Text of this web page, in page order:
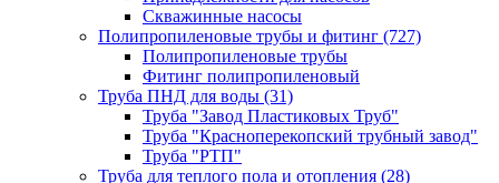
Скважинные насосы
Полипропиленовые трубы и фитинг (727)
Полипропиленовые трубы
Фитинг полипропиленовый
Труба ПНД для воды (31)
Труба "Завод Пластиковых Труб"
Труба "Красноперекопский трубный завод"
Труба "РТП"
Труба для теплого пола и отопления (28)